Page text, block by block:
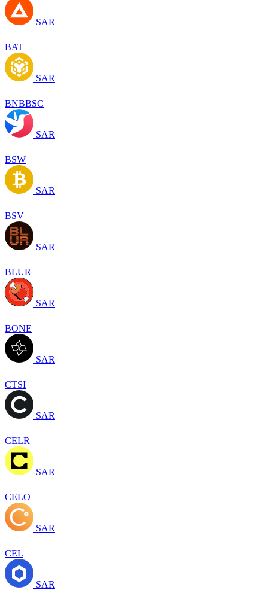
SAR
BAT
SAR
BNBBSC
SAR
BSW
SAR
BSV
SAR
BLUR
SAR
BONE
SAR
CTSI
SAR
CELR
SAR
CELO
SAR
CEL
SAR